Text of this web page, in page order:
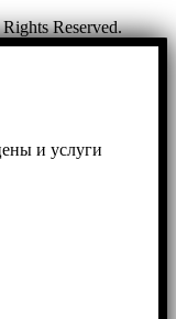
Reserved.
и услуги